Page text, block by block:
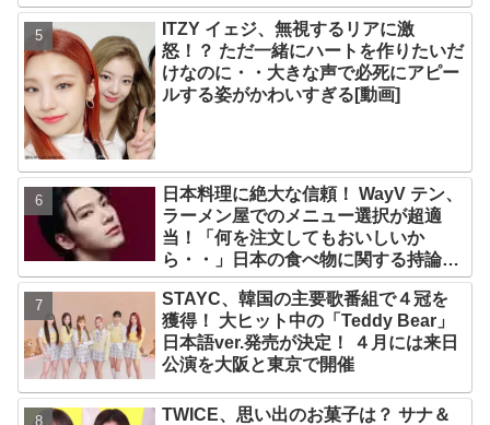
リースイベントあれこれを紹介
ITZY イェジ、無視するリアに激
怒！？ ただ一緒にハートを作りたいだ
けなのに・・大きな声で必死にアピー
ルする姿がかわいすぎる[動画]
日本料理に絶大な信頼！ WayV テン、
ラーメン屋でのメニュー選択が超適
当！「何を注文してもおいしいか
ら・・」日本の食べ物に関する持論を
明かす
STAYC、韓国の主要歌番組で４冠を
獲得！ 大ヒット中の「Teddy Bear」
日本語ver.発売が決定！ ４月には来日
公演を大阪と東京で開催
TWICE、思い出のお菓子は？ サナ＆